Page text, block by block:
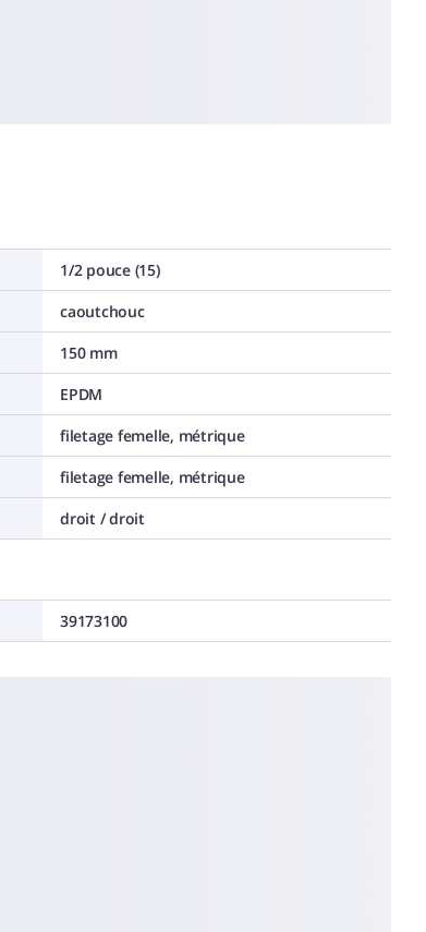
1/2 pouce (15)
caoutchouc
150 mm
EPDM
filetage femelle, métrique
filetage femelle, métrique
droit / droit
39173100